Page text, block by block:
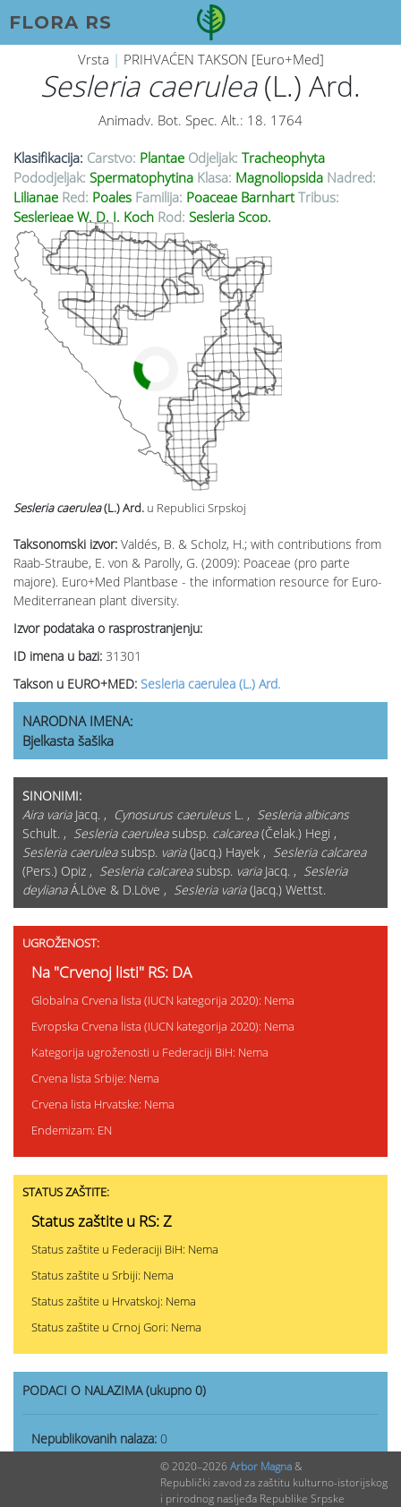
FLORA RS
Vrsta | PRIHVAĆEN TAKSON [Euro+Med]
Sesleria caerulea(L.) Ard.
Animadv. Bot. Spec. Alt.: 18. 1764
Klasifikacija: Carstvo: Plantae Odjeljak: Tracheophyta
Pododjeljak: Spermatophytina Klasa: Magnoliopsida Nadred:
Lilianae Red: Poales Familija: Poaceae BarnhartTribus:
Seslerieae W. D. J. Koch Rod: Sesleria Scop.
Taksonomski izvor: Valdés, B. & Scholz, H.; with contributions from
Raab-Straube, E. von & Parolly, G. (2009): Poaceae (pro parte
majore). Euro+Med Plantbase - the information resource for Euro-
Mediterranean plant diversity.
Izvor podataka o rasprostranjenju:
ID imena u bazi: 31301
Takson u EURO+MED: Sesleria caerulea (L.) Ard.
Sesleria caerulea(L.) Ard. u Republici Srpskoj
NARODNA IMENA:
Bjelkasta šašika
SINONIMI:
Aira variaJacq. , Cynosurus caeruleus L. , Sesleria albicans
Schult. , Sesleria caeruleasubsp. calcarea(Čelak.) Hegi ,
Sesleria caeruleasubsp. varia(Jacq.) Hayek , Sesleria calcarea
(Pers.) Opiz , Sesleria calcareasubsp. variaJacq. , Sesleria
deylianaÁ.Löve & D.Löve , Sesleria varia(Jacq.) Wettst.
UGROŽENOST:
Na "Crvenoj listi" RS: DA
Globalna Crvena lista (IUCN kategorija 2020): Nema
Evropska Crvena lista (IUCN kategorija 2020): Nema
Kategorija ugroženosti u Federaciji BiH: Nema
Crvena lista Srbije: Nema
Crvena lista Hrvatske: Nema
Endemizam: EN
STATUS ZAŠTITE:
Status zaštite u RS: Z
Status zaštite u Federaciji BiH: Nema
Status zaštite u Srbiji: Nema
Status zaštite u Hrvatskoj: Nema
Status zaštite u Crnoj Gori: Nema
PODACI O NALAZIMA (ukupno 0)
Nepublikovanih nalaza: 0
© 2020–2026 Arbor Magna&
Republički zavod za zaštitu kulturno-istorijskog
i prirodnog nasljeđa Republike Srpske